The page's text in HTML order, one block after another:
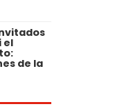
el
de la